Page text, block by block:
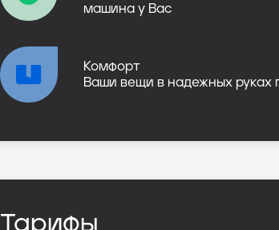
машина у Вас
Комфорт
Ваши вещи в надежных руках
Тарифы